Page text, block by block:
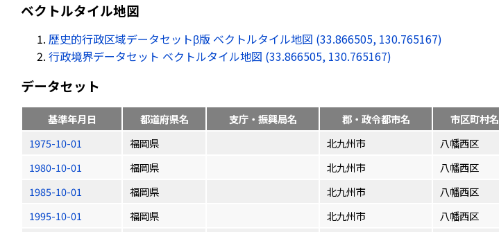
ベクトルタイル地図
歴史的行政区域データセットβ版 ベクトルタイル地図 (33.866505, 130.765167)
行政境界データセット ベクトルタイル地図 (33.866505, 130.765167)
データセット
基準年月日 都道府県名 支庁・振興局名 郡・政令都市名 市区町村名
1975-10-01
福岡県 北九州市 八幡西区
1980-10-01
福岡県 北九州市 八幡西区
1985-10-01
福岡県 北九州市 八幡西区
1995-10-01
福岡県 北九州市 八幡西区